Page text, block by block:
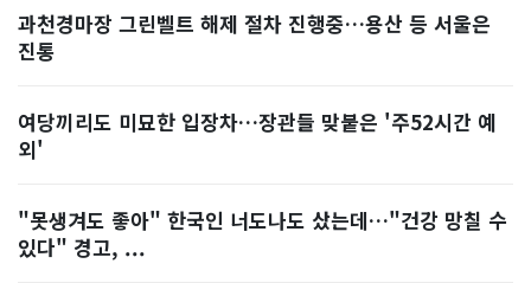
과천경마장 그린벨트 해제 절차 진행중…용산 등 서울은
진통
여당끼리도 미묘한 입장차…장관들 맞붙은 '주52시간 예
외'
"못생겨도 좋아" 한국인 너도나도 샀는데…"건강 망칠 수
있다" 경고, ...